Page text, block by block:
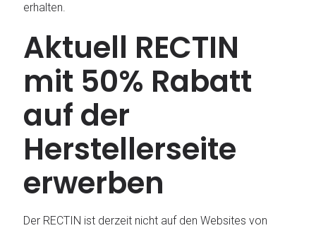
erhalten.
Aktuell RECTIN
mit 50% Rabatt
auf der
Herstellerseite
erwerben
Der RECTIN ist derzeit nicht auf den Websites von